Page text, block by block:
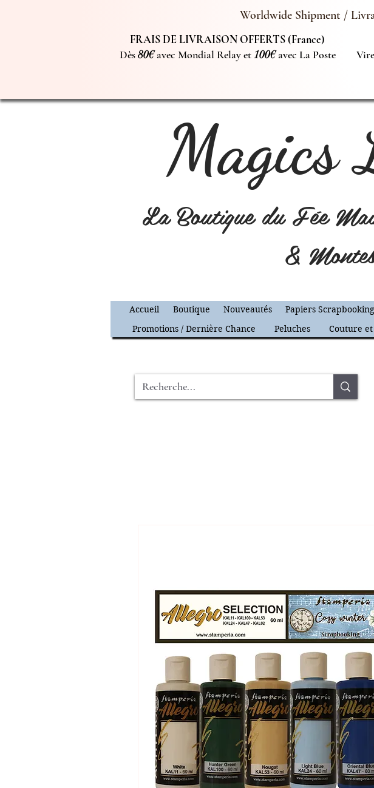
Worldwide Shipment /
FRAIS DE LIVRAISON OFFERTS (France)
Dès80€avec Mondial Relay et100€avec La Poste
Magics
La Boutique du Fée
&
Accueil Boutique Nouveautés Papiers Scrapbooking
Promotions / Dernière Chance
Peluches Couture